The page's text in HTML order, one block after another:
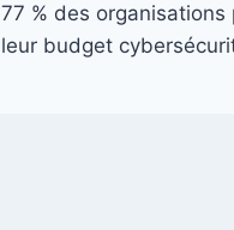
77 % des organisations
leur budget